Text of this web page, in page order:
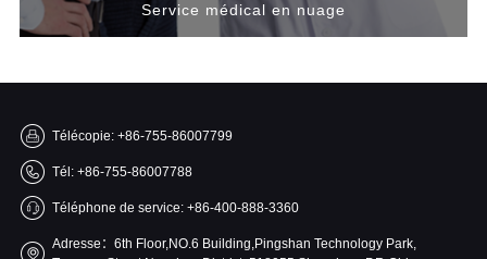
Service médical en nuage
Télécopie: +86-755-86007799
Tél: +86-755-86007788
Téléphone de service: +86-400-888-3360
Adresse：6th Floor,NO.6 Building,Pingshan Technology Park,